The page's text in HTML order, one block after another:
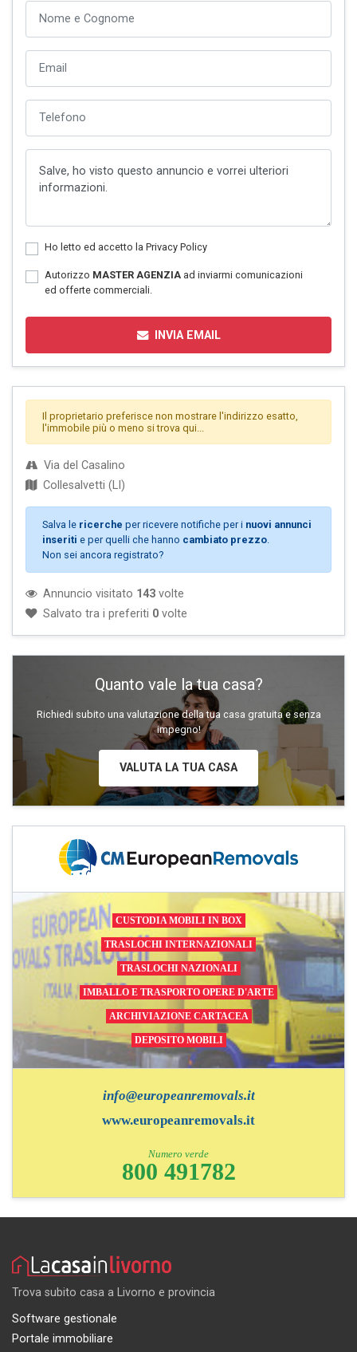
Ho letto ed accetto la Privacy Policy
Autorizzo MASTER AGENZIA ad inviarmi comunicazioni
ed offerte commerciali.
INVIA EMAIL
Il proprietario preferisce non mostrare l'indirizzo esatto,
l'immobile più o meno si trova qui...
Via del Casalino
Collesalvetti (LI)
Salva le ricerche per ricevere notifiche per i nuovi annunci
inseriti e per quelli che hanno cambiato prezzo
Non sei ancora registrato?
Annuncio visitato 143 volte
Salvato tra i preferiti 0 volte
Quanto vale la tua casa?
Richiedi subito una valutazione della tua casa gratuita e senza
impegno!
VALUTA LA TUA CASA
CUSTODIA MOBILI IN BOX
TRASLOCHI INTERNAZIONALI
TRASLOCHI NAZIONALI
IMBALLO E TRASPORTO OPERE D'ARTE
ARCHIVIAZIONE CARTACEA
DEPOSITO MOBILI
info@europeanremovals.it
www.europeanremovals.it
Numero verde
800 491782
Trova subito casa a Livorno e provincia
Software gestionale
Portale immobiliare